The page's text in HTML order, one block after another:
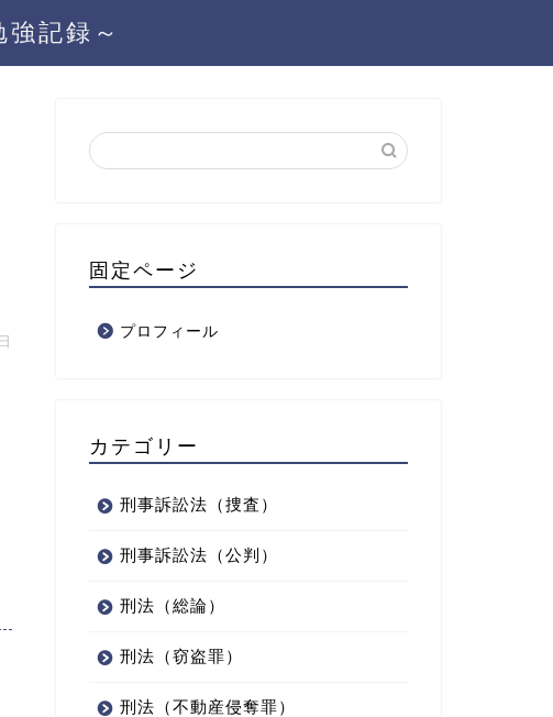
記録～
固定ページ
プロフィール
カテゴリー
刑事訴訟法（捜査）
刑事訴訟法（公判）
刑法（総論）
刑法（窃盗罪）
刑法（不動産侵奪罪）